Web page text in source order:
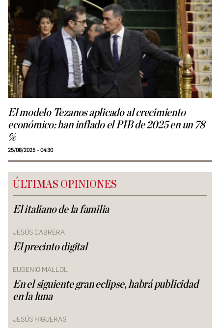
El modelo Tezanos aplicado al crecimiento
económico: han inflado el PIB de 2025 en un 78
%
25/08/2025 - 04:30
ÚLTIMAS OPINIONES
El italiano de la familia
JESÚS CABRERA
El precinto digital
EUGENIO MALLOL
En el siguiente gran eclipse, habrá publicidad
en la luna
JESÚS HIGUERAS